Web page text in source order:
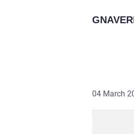
04 March